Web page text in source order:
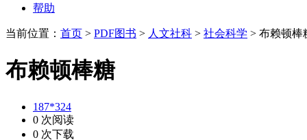
帮助
当前位置： 首页 > PDF图书 > 人文社科 > 社会科学 > 布赖顿棒
布赖顿棒糖
187*324
0 次阅读
0 次下载